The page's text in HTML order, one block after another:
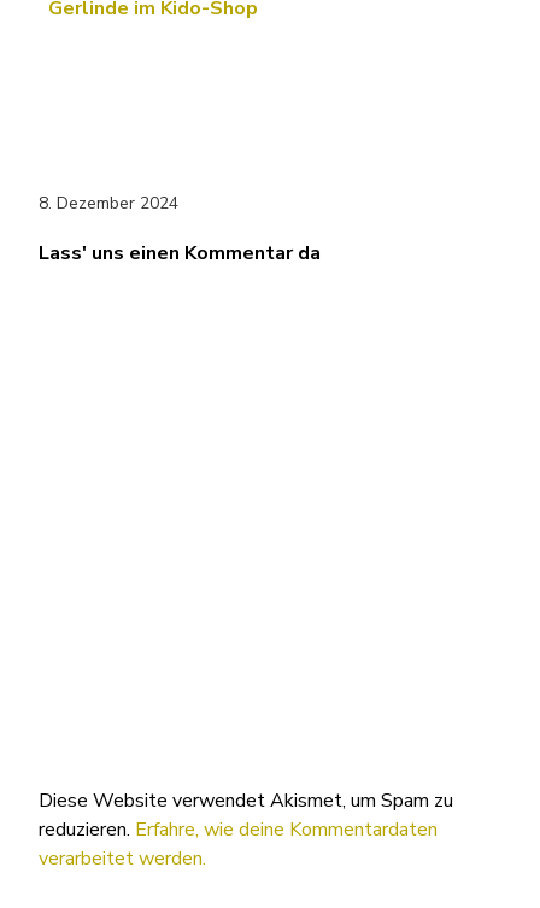
Gerlinde im Kido-Shop
8. Dezember 2024
Lass' uns einen Kommentar da
Diese Website verwendet Akismet, um Spam zu
reduzieren. Erfahre, wie deine Kommentardaten
verarbeitet werden.